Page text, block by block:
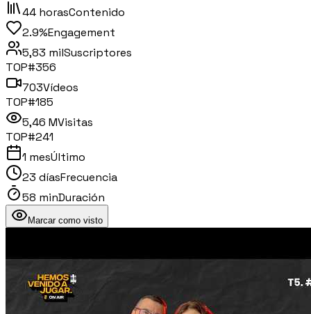
44 horasContenido
2.9%Engagement
5,83 milSuscriptores
TOP#356
703Vídeos
TOP#185
5,46 MVisitas
TOP#241
1 mesÚltimo
23 díasFrecuencia
58 minDuración
Marcar como visto